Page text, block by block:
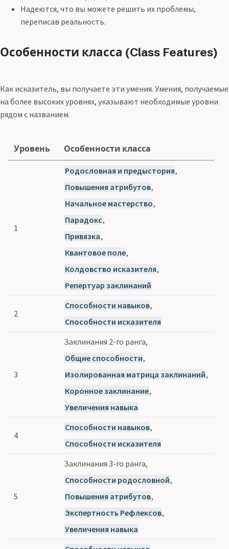
Надеются, что вы можете решить их проблемы,
переписав реальность.
Особенности класса (Class Features)
Как исказитель, вы получаете эти умения. Умения, получаемые
на более высоких уровнях, указывают необходимые уровни
рядом с названием.
Уровень Особенности класса
1
Родословная и предыстория,
Повышения атрибутов,
Начальное мастерство,
Парадокс,
Привязка,
Квантовое поле,
Колдовство исказителя,
Репертуар заклинаний
2
Способности навыков,
Способности исказителя
3
Заклинания 2-го ранга,
Общие способности,
Изолированная матрица заклинаний,
Коронное заклинание,
Увеличения навыка
4
Способности навыков,
Способности исказителя
5
Заклинания 3-го ранга,
Способности родословной,
Повышения атрибутов,
Экспертность Рефлексов,
Увеличения навыка